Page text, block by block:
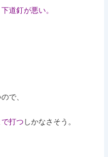
下道釘が悪い。
で、
打つ しかなさそう。